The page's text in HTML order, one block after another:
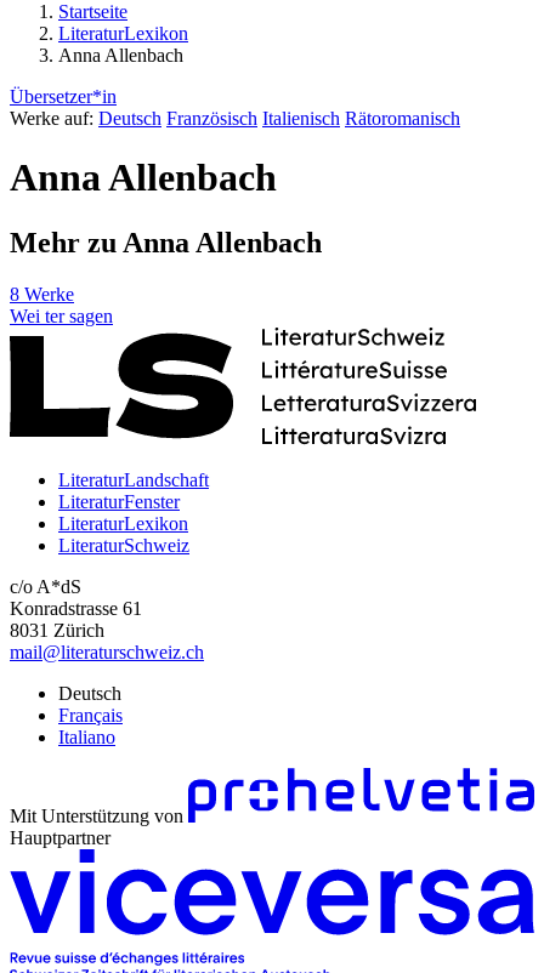
Startseite
LiteraturLexikon
Anna Allenbach
Übersetzer*in
Werke auf: Deutsch Französisch Italienisch Rätoromanisch
Anna Allenbach
Mehr zu Anna Allenbach
8 Werke
Wei ter sagen
LiteraturLandschaft
LiteraturFenster
LiteraturLexikon
LiteraturSchweiz
c/o A*dS
Konradstrasse 61
8031 Zürich
mail@literaturschweiz.ch
Deutsch
Français
Italiano
Mit Unterstützung von
Hauptpartner